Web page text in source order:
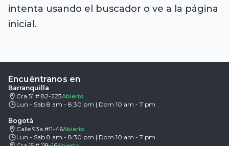
intenta usando el buscador o ve a la página
inicial.
Encuéntranos en
Barranquilla
Cra 51 # 82-223Abierto
Lun - Sab 8 am - 8:30 pm | Dom 10 am - 7 pm
Bogotá
Calle 93a #11-46Abierto
Lun - Sab 8 am - 8:30 pm | Dom 10 am - 7 pm